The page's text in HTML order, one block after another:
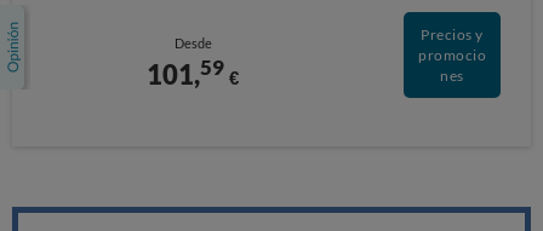
Desde
101,59 €
Precios y
promocio
nes